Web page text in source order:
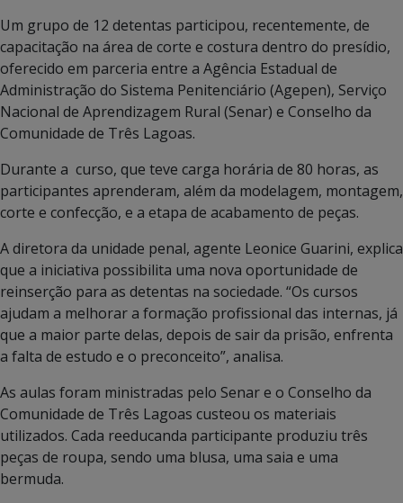
Um grupo de 12 detentas participou, recentemente, de
capacitação na área de corte e costura dentro do presídio,
oferecido em parceria entre a Agência Estadual de
Administração do Sistema Penitenciário (Agepen), Serviço
Nacional de Aprendizagem Rural (Senar) e Conselho da
Comunidade de Três Lagoas.
Durante a curso, que teve carga horária de 80 horas, as
participantes aprenderam, além da modelagem, montagem,
corte e confecção, e a etapa de acabamento de peças.
A diretora da unidade penal, agente Leonice Guarini, explica
que a iniciativa possibilita uma nova oportunidade de
reinserção para as detentas na sociedade. “Os cursos
ajudam a melhorar a formação profissional das internas, já
que a maior parte delas, depois de sair da prisão, enfrenta
a falta de estudo e o preconceito”, analisa.
As aulas foram ministradas pelo Senar e o Conselho da
Comunidade de Três Lagoas custeou os materiais
utilizados. Cada reeducanda participante produziu três
peças de roupa, sendo uma blusa, uma saia e uma
bermuda.